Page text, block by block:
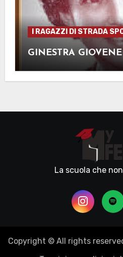
I RAGAZZI DI STRADA
GINESTRA GIOVENE
La scuola che
Copyright © All rights